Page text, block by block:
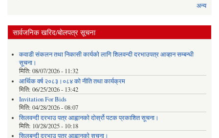
अन्य
सार्वजनिक खरिद/बोलपत्र सूचना
कवाडी संकलन तथा निकासी कार्यको लागि शिलवन्दी दरभाउपत्र आव्हान सम्बन्धी
सूचना।
मिति: 08/07/2026 - 11:32
आर्थिक वर्ष २०८३।०८४ को नीति तथा कार्यक्रम
मिति: 06/25/2026 - 13:42
Invitation For Bids
मिति: 04/28/2026 - 08:07
सिलवन्दी दरभाउ पत्र आह्वानको दोर्स्रो पटक प्रकाशित सूचना।
मिति: 10/28/2025 - 10:18
सिलबन्दी दरभाउ पत्र आह्वानको सूचना।